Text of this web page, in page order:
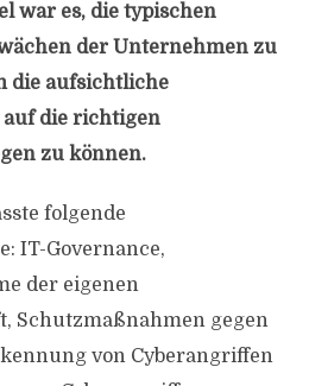
war es, die typischen
der Unternehmen zu
die aufsichtliche
die richtigen
zu können.
folgende
IT-Governance,
der eigenen
Schutzmaßnahmen gegen
von Cyberangriffen